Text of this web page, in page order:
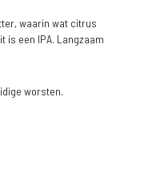
waarin wat citrus
is een IPA. Langzaam
worsten.